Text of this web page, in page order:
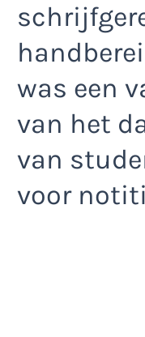
was een
van het
van
voor